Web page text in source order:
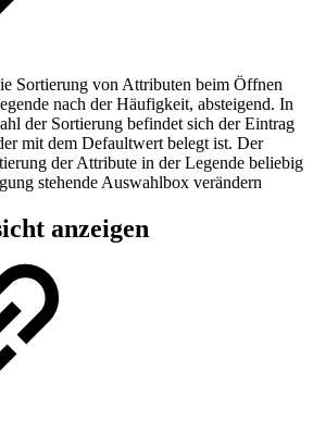
Sortierung von Attributen beim Öffnen
nach der Häufigkeit, absteigend. In
der Sortierung befindet sich der Eintrag
mit dem Defaultwert belegt ist. Der
der Attribute in der Legende beliebig
stehende Auswahlbox verändern
anzeigen